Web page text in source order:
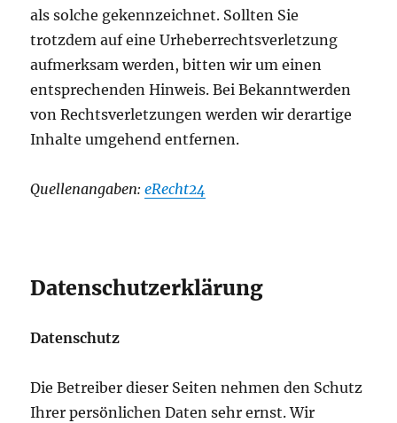
als solche gekennzeichnet. Sollten Sie
trotzdem auf eine Urheberrechtsverletzung
aufmerksam werden, bitten wir um einen
entsprechenden Hinweis. Bei Bekanntwerden
von Rechtsverletzungen werden wir derartige
Inhalte umgehend entfernen.
Quellenangaben:eRecht24
Datenschutzerklärung
Datenschutz
Die Betreiber dieser Seiten nehmen den Schutz
Ihrer persönlichen Daten sehr ernst. Wir